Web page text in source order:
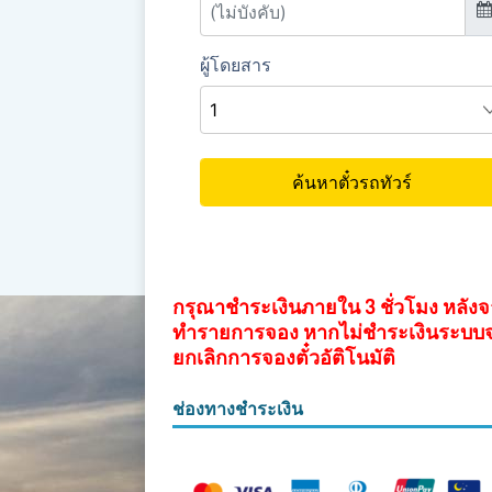
กรุณาชำระเงินภายใน 3 ชั่วโมง หลัง
ทำรายการจอง หากไม่ชำระเงินระบบ
ยกเลิกการจองตั๋วอัติโนมัติ
ช่องทางชำระเงิน